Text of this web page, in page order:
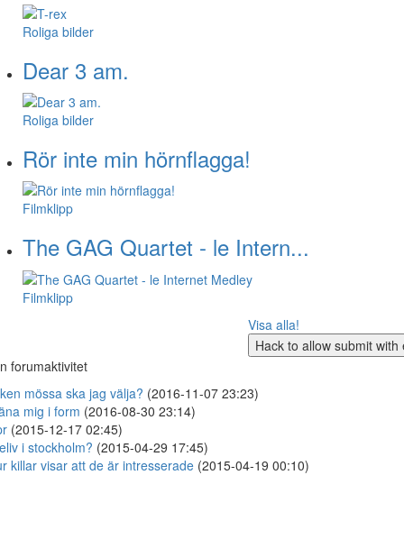
Roliga bilder
Dear 3 am.
Roliga bilder
Rör inte min hörnflagga!
Filmklipp
The GAG Quartet - le Intern...
Filmklipp
Visa alla!
forumaktivitet
mössa ska jag välja? (2016-11-07 23:23)
mig i form (2016-08-30 23:14)
(2015-12-17 02:45)
i stockholm? (2015-04-29 17:45)
killar visar att de är intresserade (2015-04-19 00:10)